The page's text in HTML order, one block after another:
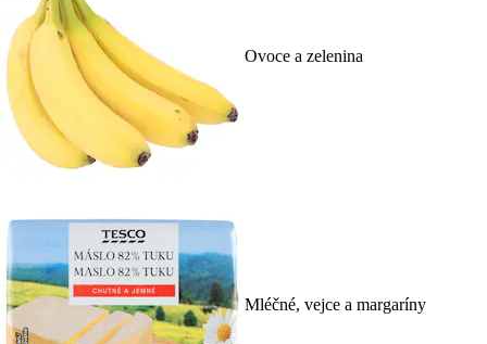
Ovoce a zelenina
Mléčné, vejce a margaríny